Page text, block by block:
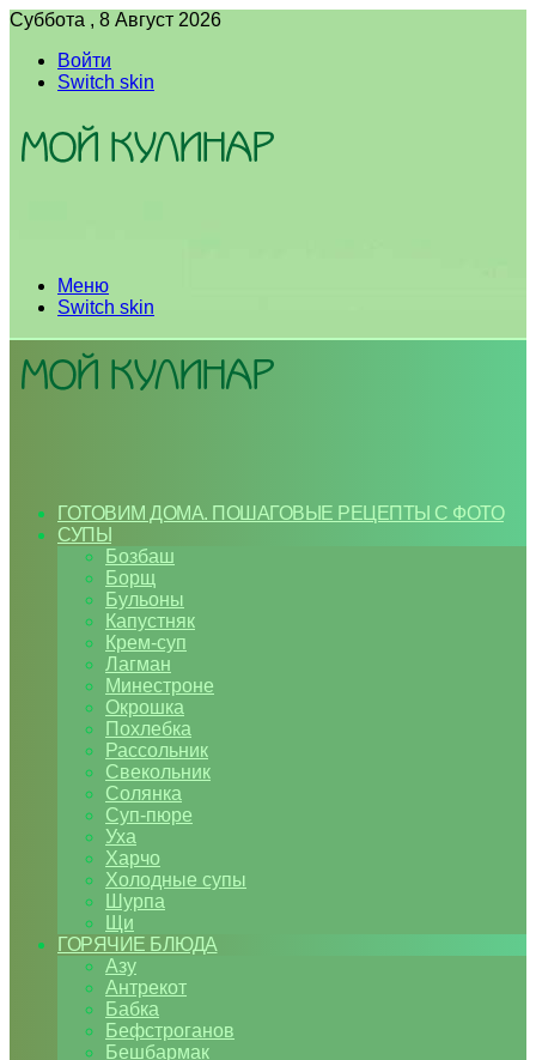
Суббота , 8 Август 2026
Войти
Switch skin
Меню
Switch skin
ГОТОВИМ ДОМА. ПОШАГОВЫЕ РЕЦЕПТЫ С ФОТО
СУПЫ
Бозбаш
Борщ
Бульоны
Капустняк
Крем-суп
Лагман
Минестроне
Окрошка
Похлебка
Рассольник
Свекольник
Солянка
Суп-пюре
Уха
Харчо
Холодные супы
Шурпа
Щи
ГОРЯЧИЕ БЛЮДА
Азу
Антрекот
Бабка
Бефстроганов
Бешбармак